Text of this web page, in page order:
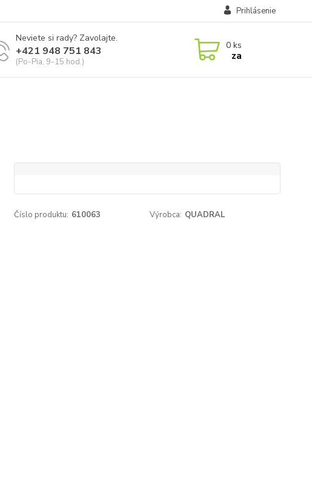
Prihlásenie
Neviete si rady? Zavolajte.
+421 948 751 843
(Po-Pia, 9-15 hod.)
0 ks
za
Číslo produktu: 610063 Výrobca: QUADRAL